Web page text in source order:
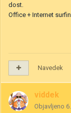
dost.
Office + Internet
Navedek
viddek
Objavljeno